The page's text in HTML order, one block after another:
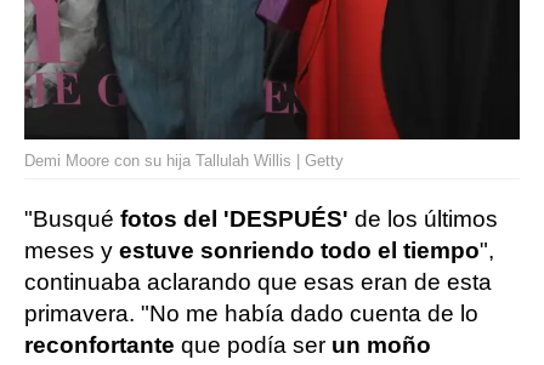
Demi Moore con su hija Tallulah Willis | Getty
"Busqué fotos del 'DESPUÉS' de los últimos
meses y estuve sonriendo todo el tiempo",
continuaba aclarando que esas eran de esta
primavera. "No me había dado cuenta de lo
reconfortante que podía ser un moño